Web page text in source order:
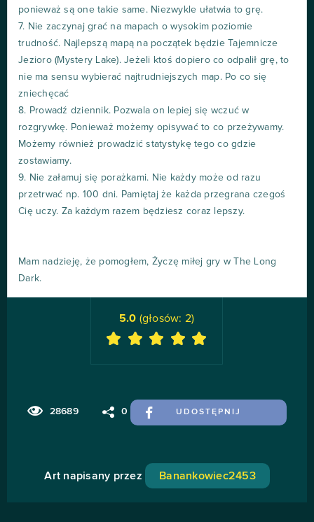
ponieważ są one takie same. Niezwykle ułatwia to grę.
7. Nie zaczynaj grać na mapach o wysokim poziomie
trudność. Najlepszą mapą na początek będzie Tajemnicze
Jezioro (Mystery Lake). Jeżeli ktoś dopiero co odpalił grę, to
nie ma sensu wybierać najtrudniejszych map. Po co się
zniechęcać
8. Prowadź dziennik. Pozwala on lepiej się wczuć w
rozgrywkę. Ponieważ możemy opisywać to co przeżywamy.
Możemy również prowadzić statystykę tego co gdzie
zostawiamy.
9. Nie załamuj się porażkami. Nie każdy może od razu
przetrwać np. 100 dni. Pamiętaj że każda przegrana czegoś
Cię uczy. Za każdym razem będziesz coraz lepszy.
Mam nadzieję, że pomogłem, Życzę miłej gry w The Long
Dark.
28689 0 UDOSTĘPNIJ
5.0 (głosów: 2)
Art napisany przez Banankowiec2453